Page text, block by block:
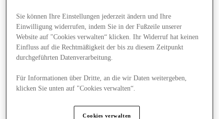
Angebote
Sie können Ihre Einstellungen jederzeit ändern und Ihre
Einwilligung widerrufen, indem Sie in der Fußzeile unserer
Website auf "Cookies verwalten“ klicken. Ihr Widerruf hat keinen
Einfluss auf die Rechtmäßigkeit der bis zu diesem Zeitpunkt
durchgeführten Datenverarbeitung.
Für Informationen über Dritte, an die wir Daten weitergeben,
klicken Sie unten auf "Cookies verwalten“.
Cookies verwalten